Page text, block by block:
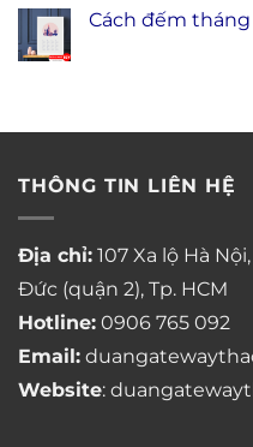
Cách đếm
THÔNG TIN LIÊN HỆ
Địa chỉ: 107 Xa lộ Hà
Đức (quận 2), Tp. HCM
Hotline: 0906 765 092
Email:
Website: